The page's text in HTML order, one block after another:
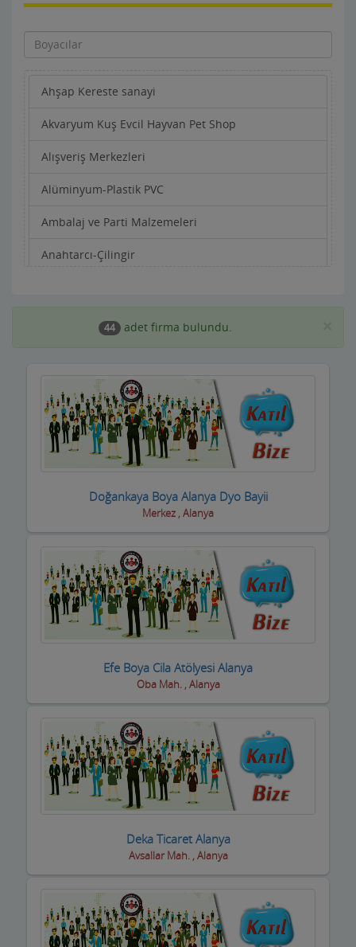
Ahşap Kereste sanayi
Akvaryum Kuş Evcil Hayvan Pet Shop
Alışveriş Merkezleri
Alüminyum-Plastik PVC
Ambalaj ve Parti Malzemeleri
Anahtarcı-Çilingir
Aracı Kurumlar
Asansörcüler
Av Malzemeleri
Avukatlar ve Hukuk Büroları
Ayakkabıcılar ve Çantacılar
Balık Evi Restaurant
Bar Disko Cafe
Basın ve Medya
Bebek ve Çocuk Mağazası
Berberler
Beyaz Eşya Mağazaları
Beyaz Eşya Teknik Servisler
Bijuteri Parfümeri Ürünleri
Bilgisayar Yazılım Bilişim
Bisiklet Satış ve Tamircisi
Bobinajcılar
44 adet firma bulundu.
Doğankaya Boya Alanya Dyo Bayii
Merkez , Alanya
Efe Boya Cila Atölyesi Alanya
Oba Mah. , Alanya
Deka Ticaret Alanya
Avsallar Mah. , Alanya